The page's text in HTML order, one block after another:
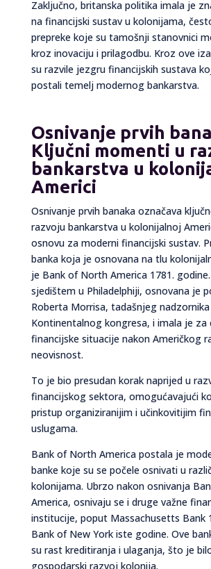
Zaključno, britanska politika imala je
na financijski sustav u kolonijama,
prepreke koje su tamošnji stanovnici
kroz inovaciju i prilagodbu. Kroz ove
su razvile jezgru financijskih sustava
postali temelj modernog bankarstva.
Osnivanje prvih
Ključni momenti u
bankarstva u
Americi
Osnivanje prvih banaka označava
razvoju bankarstva u kolonijalnoj
osnovu za moderni financijski sustav.
banka koja je osnovana na tlu
je Bank of North America 1781.
sjedištem u Philadelphiji, osnovana je
Roberta Morrisa, tadašnjeg
Kontinentalnog kongresa, i imala je za
financijske situacije nakon Američkog
neovisnost.
To je bio presudan korak naprijed u
financijskog sektora, omogućavajući
pristup organiziranijim i učinkovitijim
uslugama.
Bank of North America postala je
banke koje su se počele osnivati u
kolonijama. Ubrzo nakon osnivanja
America, osnivaju se i druge važne
institucije, poput Massachusetts Bank
Bank of New York iste godine. Ove
su rast kreditiranja i ulaganja, što je
gospodarski razvoj kolonija.